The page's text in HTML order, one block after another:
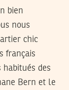
bien
nous
chic
français
habitués des
Bern et le